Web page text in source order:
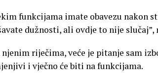
funkcijama imate obavezu nakon
dužnosti, ali ovdje to nije slučaj”,
njenim riječima, veće je pitanje sam
i vječno će biti na funkcijama.